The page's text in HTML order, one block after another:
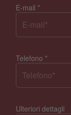
E-mail *
Telefono *
Ulteriori dettagli